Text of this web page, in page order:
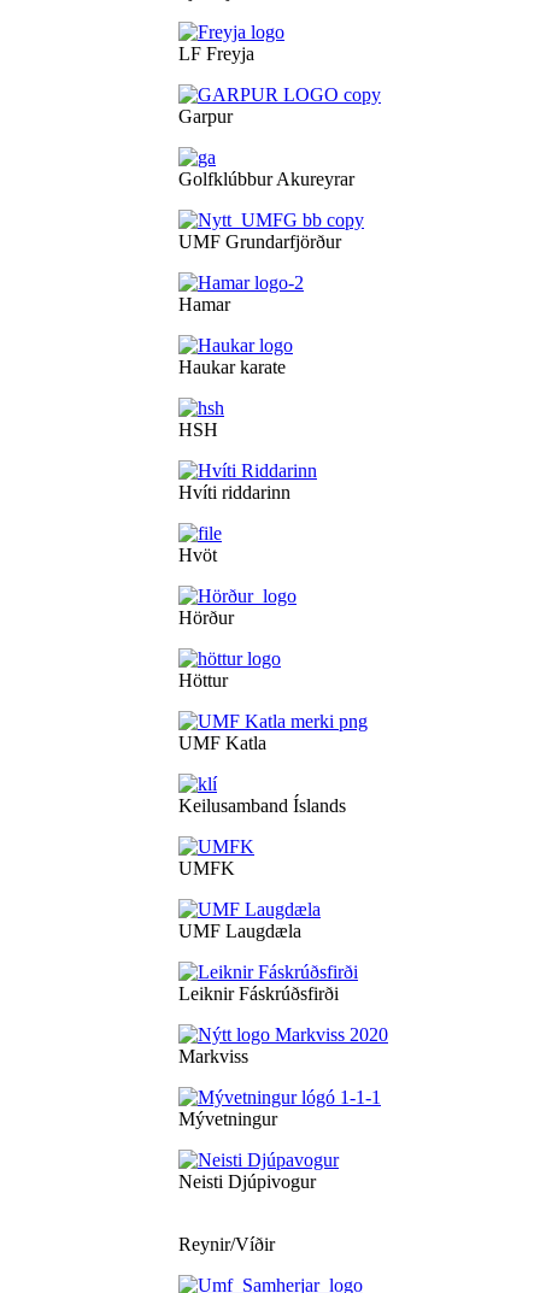
LF Freyja
Garpur
Golfklúbbur Akureyrar
UMF Grundarfjörður
Hamar
Haukar karate
HSH
Hvíti riddarinn
Hvöt
Hörður
Höttur
UMF Katla
Keilusamband Íslands
UMFK
UMF Laugdæla
Leiknir Fáskrúðsfirði
Markviss
Mývetningur
Neisti Djúpivogur
Reynir/Víðir